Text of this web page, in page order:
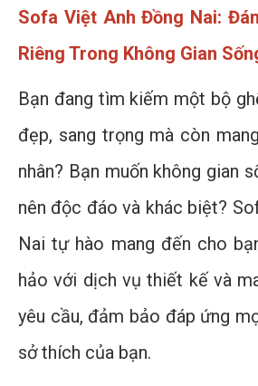
Sofa Việt Anh Đồng Nai:
Riêng Trong Không Gian
Bạn đang tìm kiếm một bộ
đẹp, sang trọng mà còn
nhân? Bạn muốn không gian
nên độc đáo và khác biệt?
Nai tự hào mang đến cho
hảo với dịch vụ thiết kế và
yêu cầu, đảm bảo đáp ứng
sở thích của bạn.